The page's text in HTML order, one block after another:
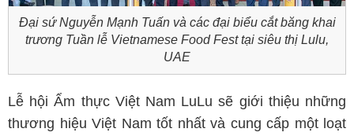
Đại sứ Nguyễn Mạnh Tuấn và các đại biểu cắt băng khai
trương Tuần lễ Vietnamese Food Fest tại siêu thị Lulu,
UAE
Lễ hội Ẩm thực Việt Nam LuLu sẽ giới thiệu những
thương hiệu Việt Nam tốt nhất và cung cấp một loạt